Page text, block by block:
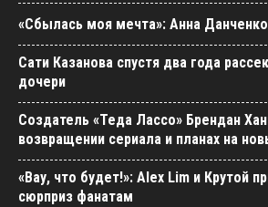
«Сбылась моя мечта»: Анна
Сати Казанова спустя два года
дочери
Создатель «Теда Лассо» Брендан
возвращении сериала и планах на
«Вау, что будет!»: Alex Lim и Крутой
сюрприз фанатам